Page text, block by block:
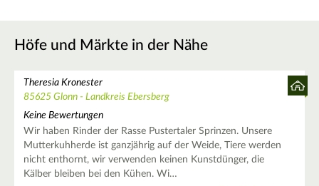
Höfe und Märkte in der Nähe
Theresia Kronester
85625 Glonn - Landkreis Ebersberg
Keine Bewertungen
Wir haben Rinder der Rasse Pustertaler Sprinzen. Unsere
Mutterkuhherde ist ganzjährig auf der Weide, Tiere werden
nicht enthornt, wir verwenden keinen Kunstdünger, die
Kälber bleiben bei den Kühen. Wi…